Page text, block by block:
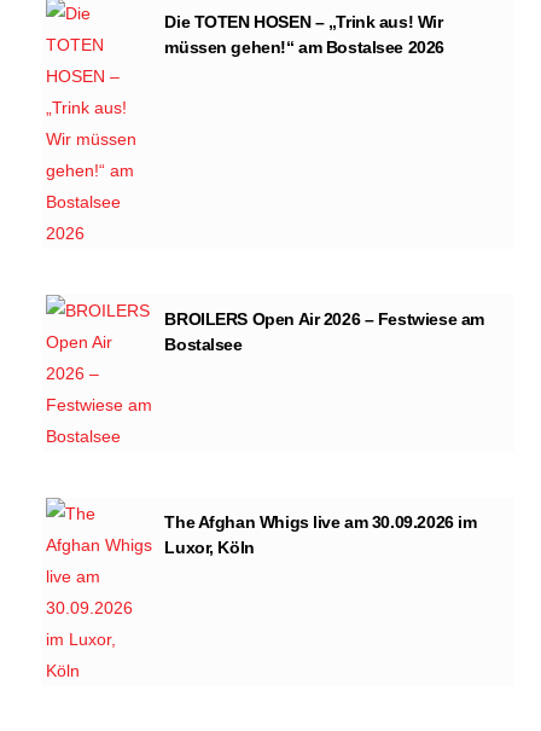
Die TOTEN HOSEN – „Trink aus! Wir
müssen gehen!“ am Bostalsee 2026
BROILERS Open Air 2026 – Festwiese am
Bostalsee
The Afghan Whigs live am 30.09.2026 im
Luxor, Köln